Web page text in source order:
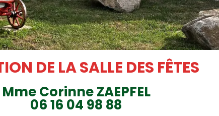
DE LA SALLE DES FÊTES
Mme Corinne ZAEPFEL
06 16 04 98 88